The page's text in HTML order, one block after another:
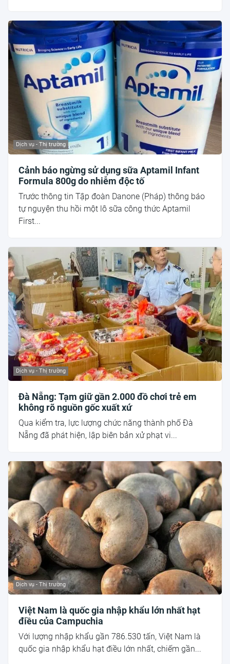
Dịch vụ - Thị trường
Cảnh báo ngừng sử dụng sữa Aptamil Infant
Formula 800g do nhiễm độc tố
Trước thông tin Tập đoàn Danone (Pháp) thông báo
tự nguyện thu hồi một lô sữa công thức Aptamil
First...
Dịch vụ - Thị trường
Đà Nẵng: Tạm giữ gần 2.000 đồ chơi trẻ em
không rõ nguồn gốc xuất xứ
Qua kiểm tra, lực lượng chức năng thành phố Đà
Nẵng đã phát hiện, lập biên bản xử phạt vi...
Dịch vụ - Thị trường
Việt Nam là quốc gia nhập khẩu lớn nhất hạt
điều của Campuchia
Với lượng nhập khẩu gần 786.530 tấn, Việt Nam là
quốc gia nhập khẩu hạt điều lớn nhất, chiếm gần...